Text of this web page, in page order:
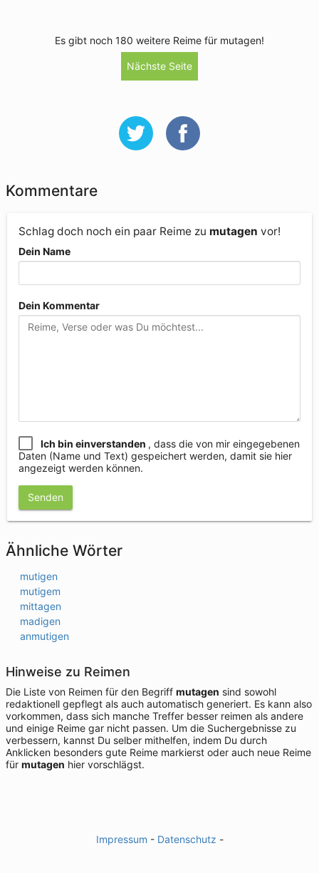
Es gibt noch 180 weitere Reime für mutagen!
Nächste Seite
Kommentare
Schlag doch noch ein paar Reime zu mutagen vor!
Dein Name
Dein Kommentar
Ich bin einverstanden , dass die von mir eingegebenen
Daten (Name und Text) gespeichert werden, damit sie hier
angezeigt werden können.
Senden
Ähnliche Wörter
mutigen
mutigem
mittagen
madigen
anmutigen
Hinweise zu Reimen
Die Liste von Reimen für den Begriff mutagen sind sowohl
redaktionell gepflegt als auch automatisch generiert. Es kann also
vorkommen, dass sich manche Treffer besser reimen als andere
und einige Reime gar nicht passen. Um die Suchergebnisse zu
verbessern, kannst Du selber mithelfen, indem Du durch
Anklicken besonders gute Reime markierst oder auch neue Reime
für mutagen hier vorschlägst.
Impressum - Datenschutz -